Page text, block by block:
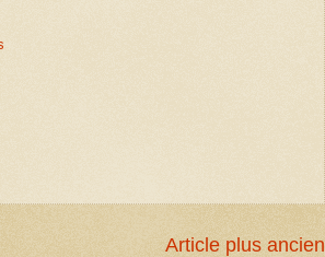
Article plus ancien